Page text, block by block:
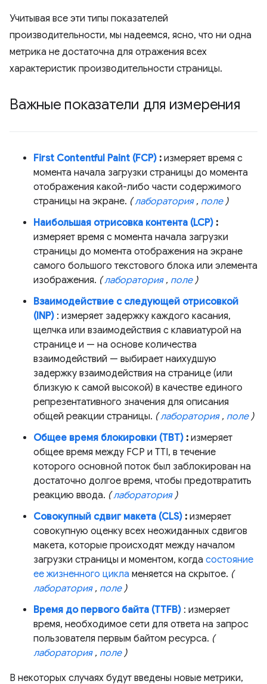
Учитывая все эти типы показателей
производительности, мы надеемся, ясно, что ни одна
метрика не достаточна для отражения всех
характеристик производительности страницы.
Важные показатели для измерения
First Contentful Paint (FCP) : измеряет время с
момента начала загрузки страницы до момента
отображения какой-либо части содержимого
страницы на экране. (лаборатория, поле)
Наибольшая отрисовка контента (LCP) :
измеряет время с момента начала загрузки
страницы до момента отображения на экране
самого большого текстового блока или элемента
изображения. (лаборатория, поле)
Взаимодействие с следующей отрисовкой
(INP) : измеряет задержку каждого касания,
щелчка или взаимодействия с клавиатурой на
странице и — на основе количества
взаимодействий — выбирает наихудшую
задержку взаимодействия на странице (или
близкую к самой высокой) в качестве единого
репрезентативного значения для описания
общей реакции страницы. (лаборатория, поле)
Общее время блокировки (TBT) : измеряет
общее время между FCP и TTI, в течение
которого основной поток был заблокирован на
достаточно долгое время, чтобы предотвратить
реакцию ввода. (лаборатория)
Совокупный сдвиг макета (CLS) : измеряет
совокупную оценку всех неожиданных сдвигов
макета, которые происходят между началом
загрузки страницы и моментом, когда состояние
ее жизненного цикла меняется на скрытое. (
лаборатория, поле)
Время до первого байта (TTFB) : измеряет
время, необходимое сети для ответа на запрос
пользователя первым байтом ресурса. (
лаборатория, поле)
В некоторых случаях будут введены новые метрики,